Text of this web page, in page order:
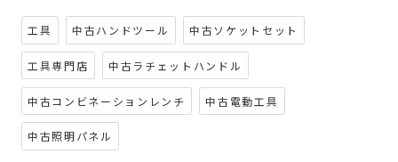
工具 中古ハンドツール 中古ソケットセット
工具専門店 中古ラチェットハンドル
中古コンビネーションレンチ 中古電動工具
中古照明パネル